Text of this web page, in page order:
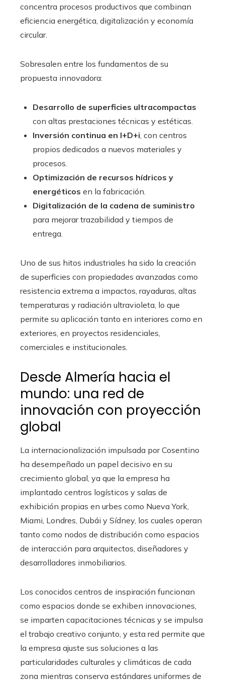
concentra procesos productivos que combinan
eficiencia energética, digitalización y economía
circular.
Sobresalen entre los fundamentos de su
propuesta innovadora:
Desarrollo de superficies ultracompactas
con altas prestaciones técnicas y estéticas.
Inversión continua en I+D+i, con centros
propios dedicados a nuevos materiales y
procesos.
Optimización de recursos hídricos y
energéticos en la fabricación.
Digitalización de la cadena de suministro
para mejorar trazabilidad y tiempos de
entrega.
Uno de sus hitos industriales ha sido la creación
de superficies con propiedades avanzadas como
resistencia extrema a impactos, rayaduras, altas
temperaturas y radiación ultravioleta, lo que
permite su aplicación tanto en interiores como en
exteriores, en proyectos residenciales,
comerciales e institucionales.
Desde Almería hacia el
mundo: una red de
innovación con proyección
global
La internacionalización impulsada por Cosentino
ha desempeñado un papel decisivo en su
crecimiento global, ya que la empresa ha
implantado centros logísticos y salas de
exhibición propias en urbes como Nueva York,
Miami, Londres, Dubái y Sídney, los cuales operan
tanto como nodos de distribución como espacios
de interacción para arquitectos, diseñadores y
desarrolladores inmobiliarios.
Los conocidos centros de inspiración funcionan
como espacios donde se exhiben innovaciones,
se imparten capacitaciones técnicas y se impulsa
el trabajo creativo conjunto, y esta red permite que
la empresa ajuste sus soluciones a las
particularidades culturales y climáticas de cada
zona mientras conserva estándares uniformes de